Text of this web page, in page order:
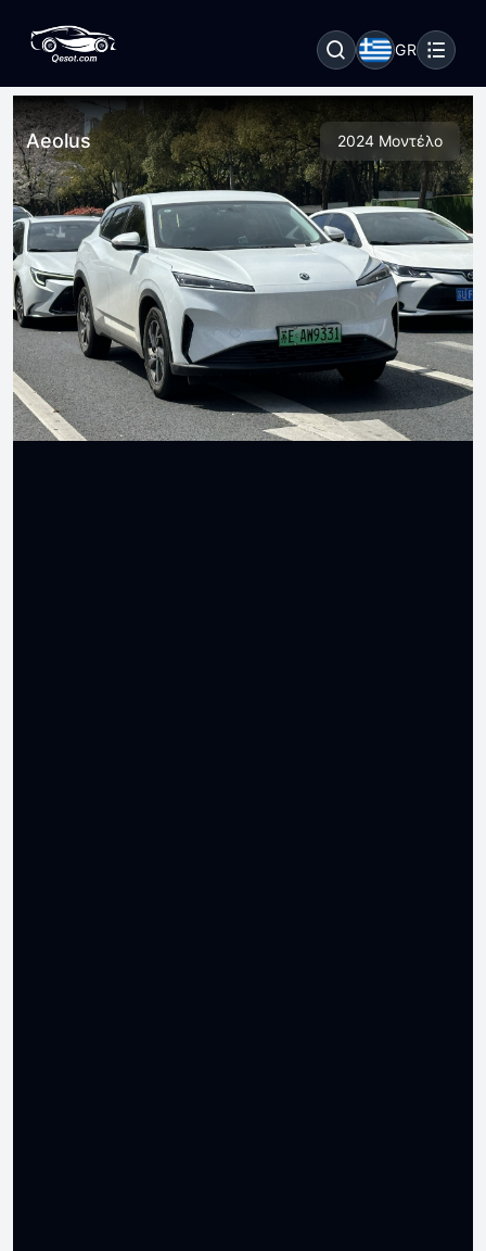
GR
Aeolus 2024 Μοντέλο